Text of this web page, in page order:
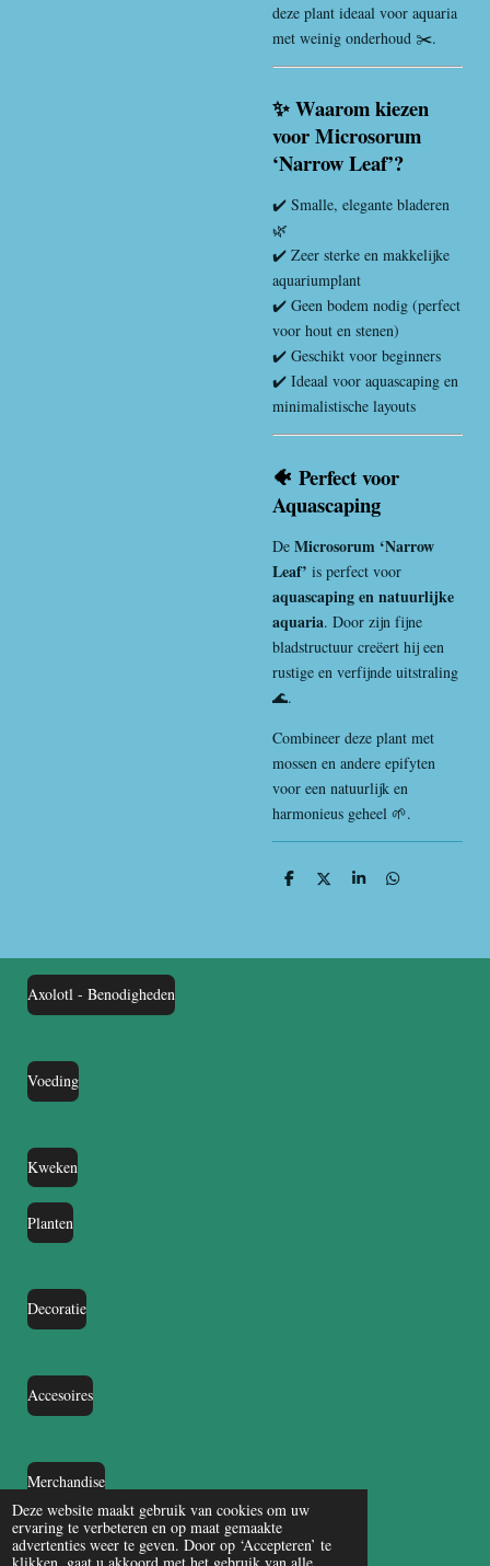
Deze website maakt gebruik van cookies om uw
ervaring te verbeteren en op maat gemaakte
advertenties weer te geven. Door op ‘Accepteren’ te
deze plant ideaal voor aquaria
met weinig onderhoud ✂️.
✨ Waarom kiezen
voor Microsorum
‘Narrow Leaf’?
✔️ Smalle, elegante bladeren
🌿
✔️ Zeer sterke en makkelijke
aquariumplant
✔️ Geen bodem nodig (perfect
voor hout en stenen)
✔️ Geschikt voor beginners
✔️ Ideaal voor aquascaping en
minimalistische layouts
🐠 Perfect voor
Aquascaping
De Microsorum ‘Narrow
Leaf’ is perfect voor
aquascaping en natuurlijke
aquaria. Door zijn fijne
bladstructuur creëert hij een
rustige en verfijnde uitstraling
🌊.
Combineer deze plant met
mossen en andere epifyten
voor een natuurlijk en
harmonieus geheel 🌱.
D
D
S
D
Axolotl - Benodigheden
Voeding
Kweken
Planten
Decoratie
Accesoires
Merchandise